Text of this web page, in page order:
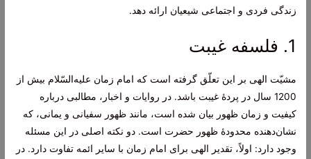
زندگی فردی و اجتماعی شیعیان ارائه دهد.
1. فلسفه غیبت
مشیّت الهی بر این تعلّق گرفته است که امام زمان علیه‌السّلام بیش از
1200 سال در پردۀ غیبت باشد. در روایات و اخبار، مطالبی درباره
کیفیت و زمان ظهور بیان شده است، مانند ظهور سفیانی و یمانی، که
نشان‌دهنده محدودۀ ظهور حضرت است. دو نکته اصلی در این مسئله
وجود دارد: اولاً، تقدیر الهی برای امام زمان با سایر ائمه تفاوت دارد. در